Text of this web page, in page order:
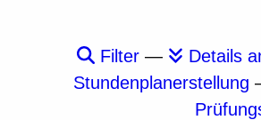
Filter—
Details
Stundenplanerstellung